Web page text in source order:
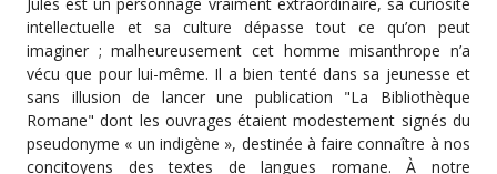
intellectuelle et sa culture dépasse tout ce qu’on peut
imaginer ; malheureusement cet homme misanthrope n’a
vécu que pour lui-même. Il a bien tenté dans sa jeunesse et
sans illusion de lancer une publication "La Bibliothèque
Romane" dont les ouvrages étaient modestement signés du
pseudonyme « un indigène », destinée à faire connaître à nos
concitoyens des textes de langues romane. À notre